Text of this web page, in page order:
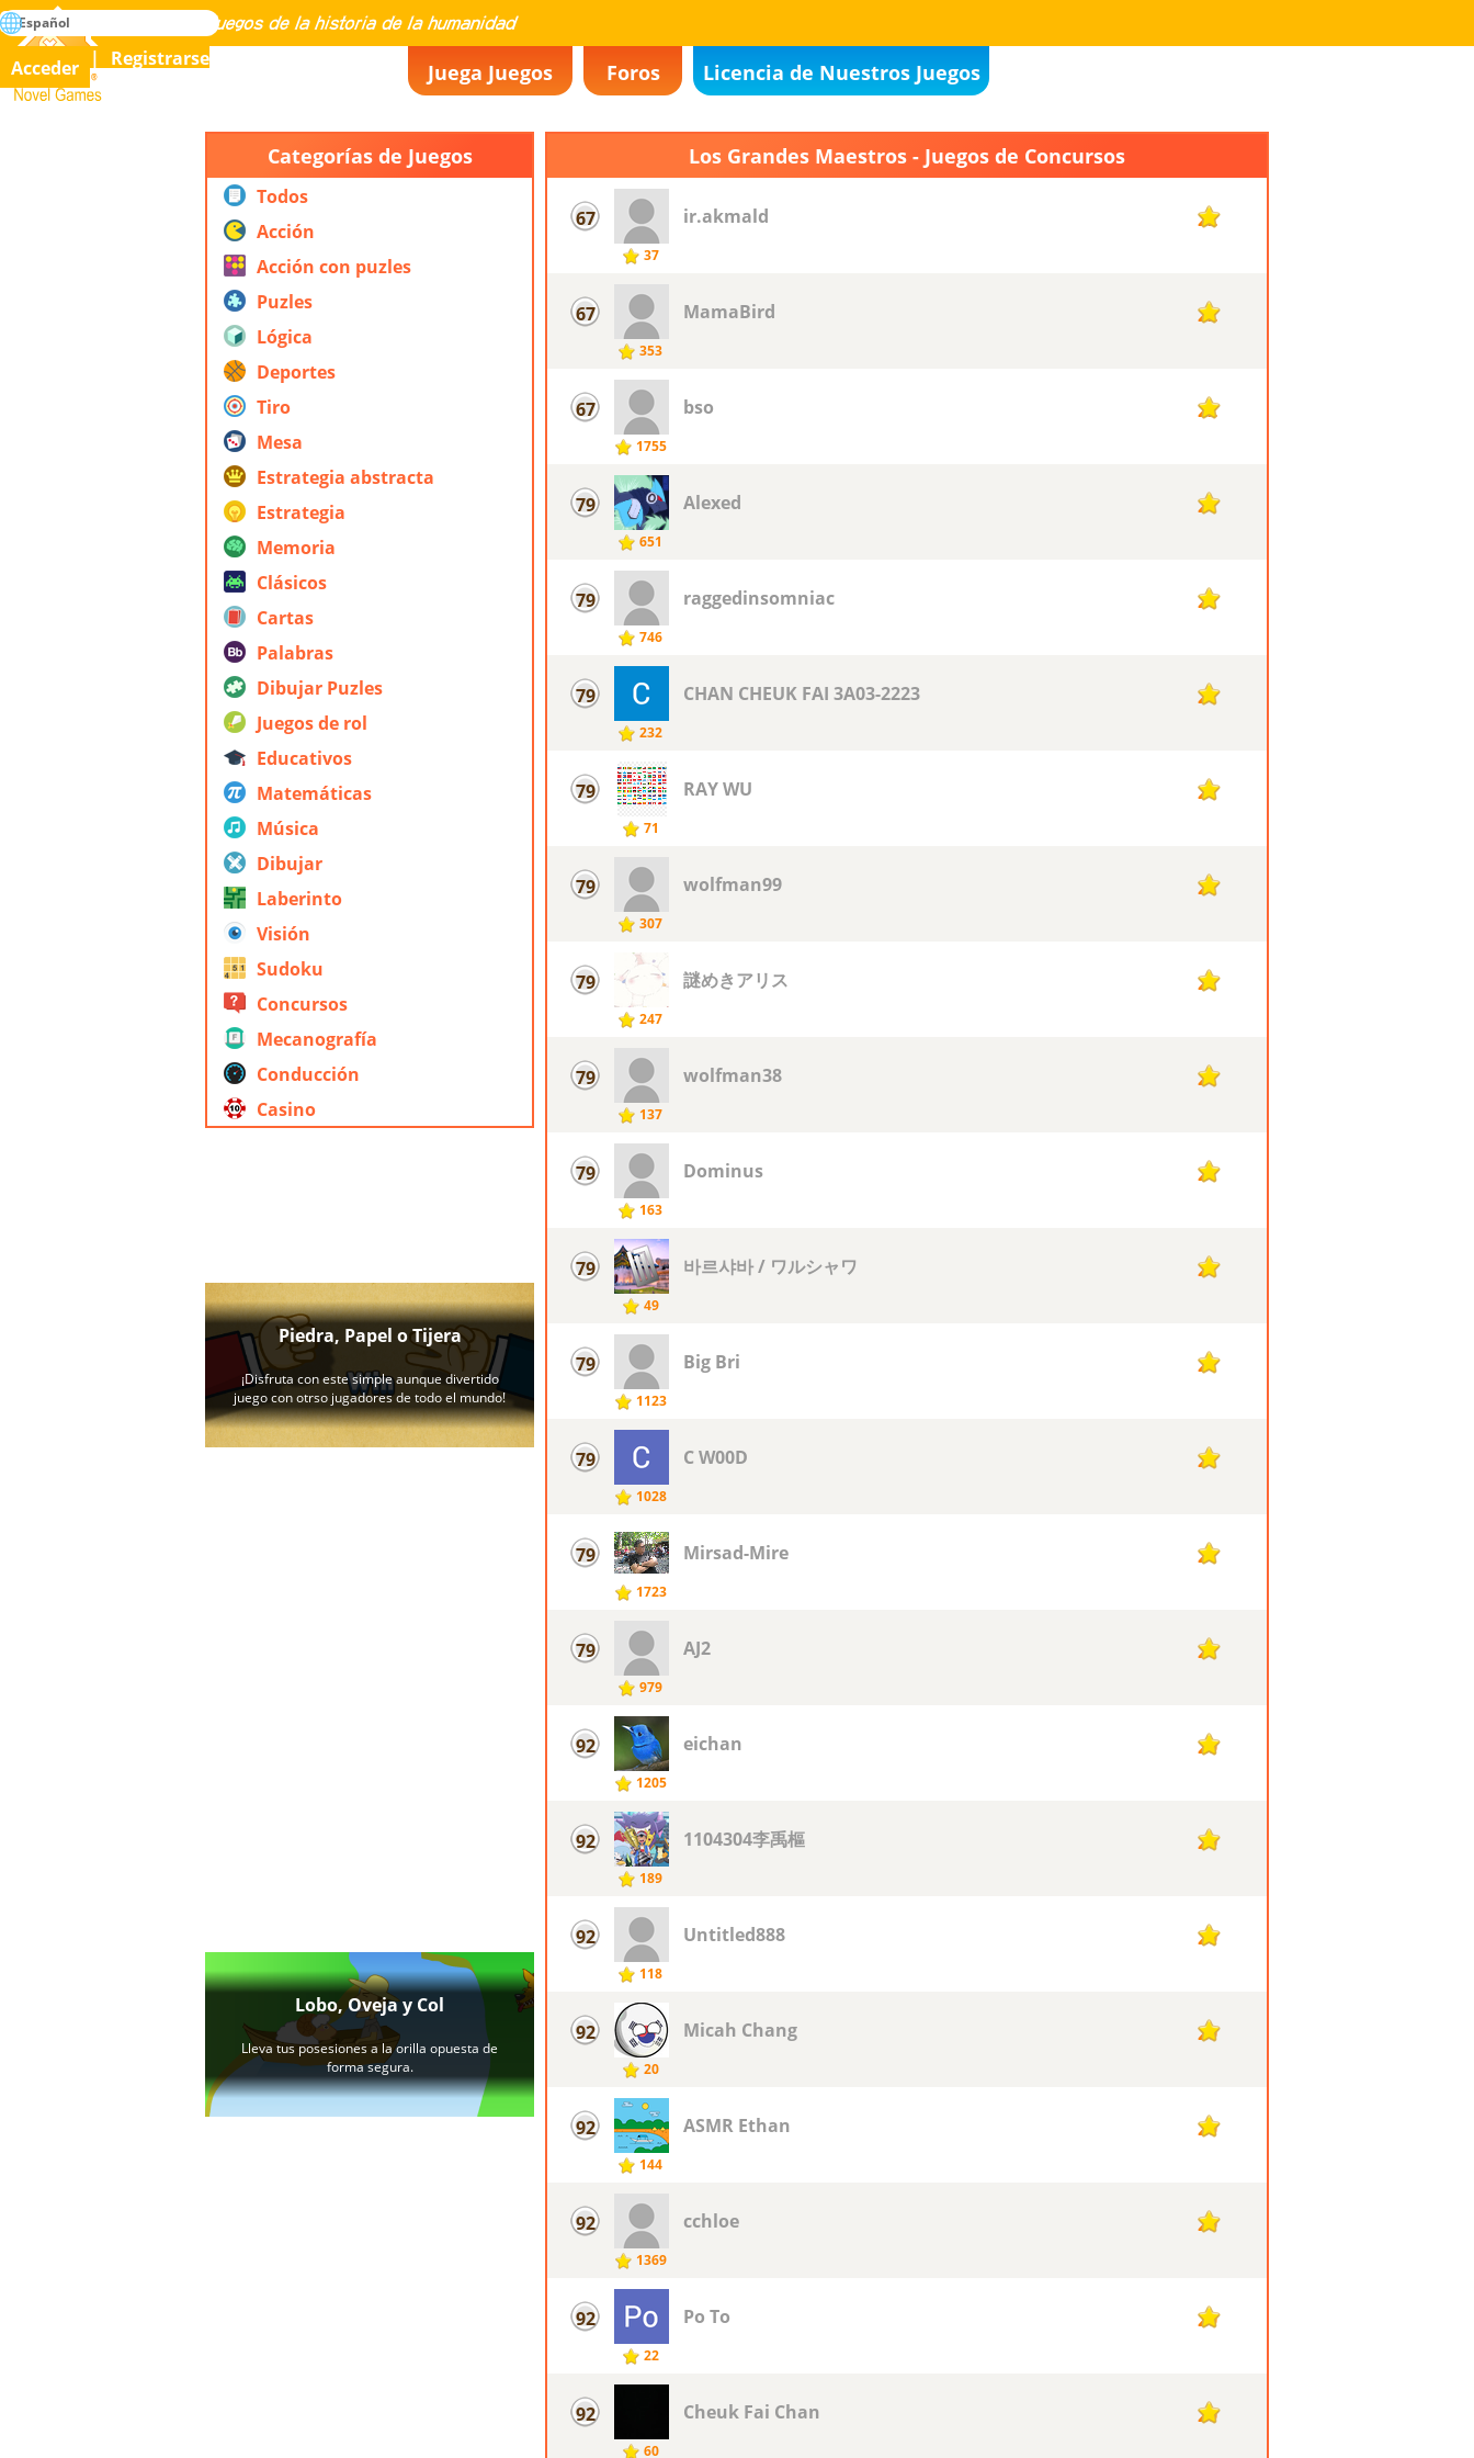
Novel Games
Maestría en todos los juegos de la historia de la humanidad
búsqueda
Juega Juegos Foros Licencia de Nuestros Juegos
Acceder Registrarse
Español
Categorías de Juegos
Todos
Acción
Acción con puzles
Puzles
Lógica
Deportes
Tiro
Mesa
Estrategia abstracta
Estrategia
Memoria
Clásicos
Cartas
Palabras
Dibujar Puzles
Juegos de rol
Educativos
Matemáticas
Música
Dibujar
Laberinto
Visión
Sudoku
Concursos
Mecanografía
Conducción
Casino
Los Grandes Maestros - Juegos de Concursos
67
37
ir.akmald 22
67
353
MamaBird 22
67
1755
bso 22
79
651
Alexed 21
79
746
raggedinsomniac 21
79
232
CHAN CHEUK FAI 3A03-2223 21
79
71
RAY WU 21
79
307
wolfman99 21
79
247
謎めきアリス 21
79
137
wolfman38 21
79
163
Dominus 21
79
49
바르샤바 / ワルシャワ 21
79
1123
Big Bri 21
79
1028
C W00D 21
79
1723
Mirsad-Mire 21
79
979
AJ2 21
92
1205
eichan 20
92
189
1104304李禹樞 20
92
118
Untitled888 20
92
20
Micah Chang 20
92
144
ASMR Ethan 20
92
1369
cchloe 20
92
22
Po To 20
92
60
Cheuk Fai Chan 20